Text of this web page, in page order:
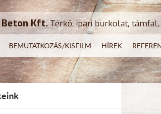
Beton Kft.Térkő, ipari burkolat,
BEMUTATKOZÁS/KISFILM HÍREK